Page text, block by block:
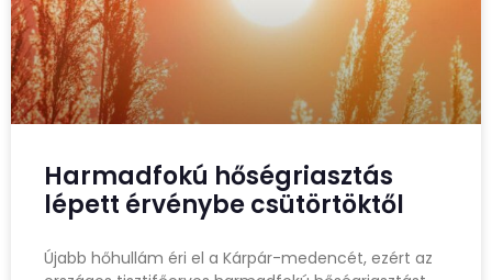
Harmadfokú hőségriasztás
lépett érvénybe csütörtöktől
Újabb hőhullám éri el a Kárpár-medencét, ezért az